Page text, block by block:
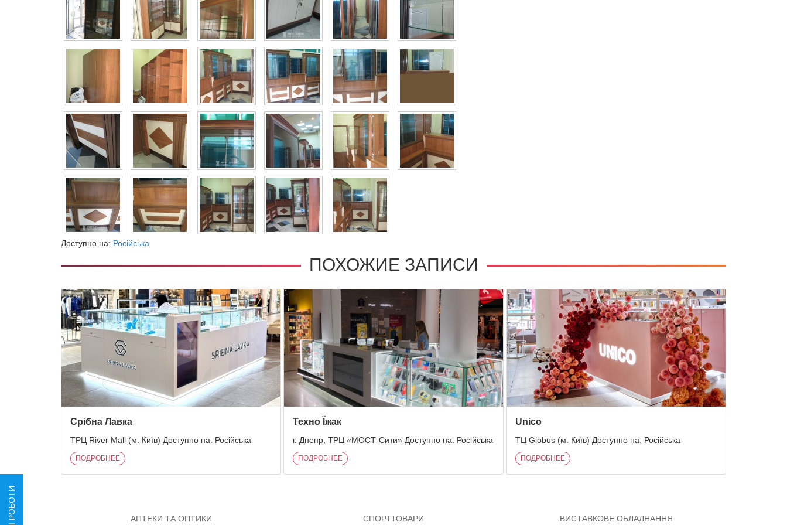
Доступно на: Російська
ПОХОЖИЕ ЗАПИСИ
Срiбна Лавка
ТРЦ River Mall (м. Київ) Доступно на: Російська
ПОДРОБНЕЕ
Техно Їжак
г. Днепр, ТРЦ «МОСТ-Сити» Доступно на: Російська
ПОДРОБНЕЕ
Unico
ТЦ Globus (м. Київ) Доступно на: Російська
ПОДРОБНЕЕ
АПТЕКИ ТА ОПТИКИ СПОРТТОВАРИ ВИСТАВКОВЕ ОБЛАДНАННЯ